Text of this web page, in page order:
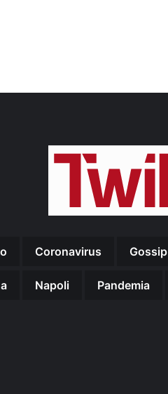
Coronavirus Gossip
Napoli Pandemia